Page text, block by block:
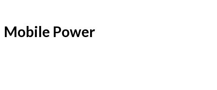
Mobile Power